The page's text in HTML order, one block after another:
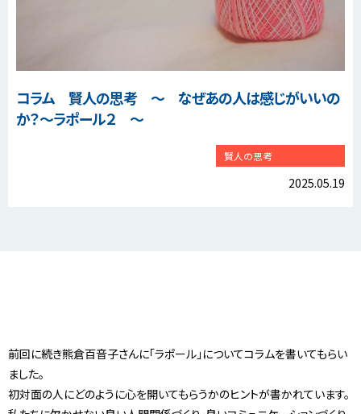
コラム 賢人の思考 ～ なぜあの人は感じがいいの
か？～ラポール２ ～
賢人の思考
2025.05.19
前回に続き熊倉百音子さんに「ラポール」についてコラムを書いてもらい
ました。
初対面の人にどのように心を開いてもらうかのヒントが書かれています。